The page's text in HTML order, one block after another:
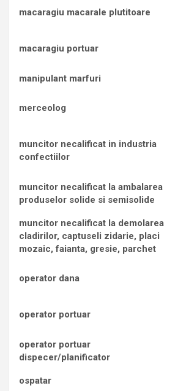
macaragiu macarale plutitoare
macaragiu portuar
manipulant marfuri
merceolog
muncitor necalificat in industria
confectiilor
muncitor necalificat la ambalarea
produselor solide si semisolide
muncitor necalificat la demolarea
cladirilor, captuseli zidarie, placi
mozaic, faianta, gresie, parchet
operator dana
operator portuar
operator portuar
dispecer/planificator
ospatar